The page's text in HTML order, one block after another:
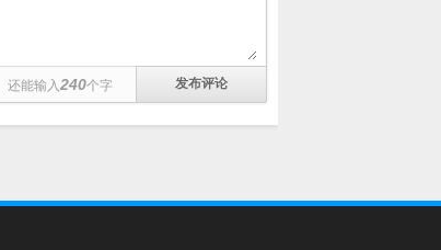
还能输入240个字